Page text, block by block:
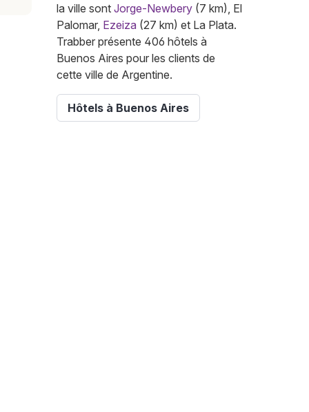
la ville sont Jorge-Newbery (7 km), El
Palomar, Ezeiza (27 km) et La Plata.
Trabber présente 406 hôtels à
Buenos Aires pour les clients de
cette ville de Argentine.
Hôtels à Buenos Aires